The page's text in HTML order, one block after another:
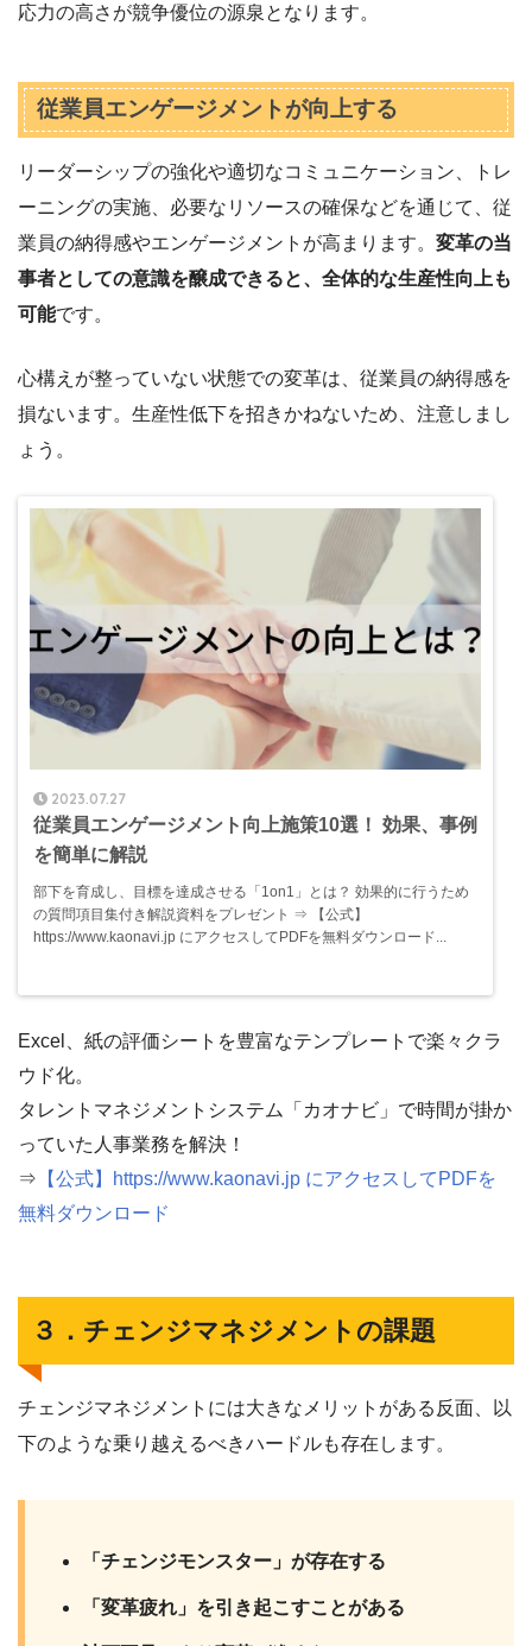
応力の高さが競争優位の源泉となります。
従業員エンゲージメントが向上する
リーダーシップの強化や適切なコミュニケーション、トレ
ーニングの実施、必要なリソースの確保などを通じて、従
業員の納得感やエンゲージメントが高まります。 変革の当
事者としての意識を醸成できると、全体的な生産性向上も
可能です。
心構えが整っていない状態での変革は、従業員の納得感を
損ないます。生産性低下を招きかねないため、注意しまし
ょう。
2023.07.27
従業員エンゲージメント向上施策10選！ 効果、事例
を簡単に解説
部下を育成し、目標を達成させる「1on1」とは？ 効果的に行うため
の質問項目集付き解説資料をプレゼント ⇒ 【公式】
https://www.kaonavi.jp にアクセスしてPDFを無料ダウンロード...
Excel、紙の評価シートを豊富なテンプレートで楽々クラ
ウド化。
タレントマネジメントシステム「カオナビ」で時間が掛か
っていた人事業務を解決！
⇒ 【公式】https://www.kaonavi.jp にアクセスしてPDFを
無料ダウンロード
３．チェンジマネジメントの課題
チェンジマネジメントには大きなメリットがある反面、以
下のような乗り越えるべきハードルも存在します。
「チェンジモンスター」が存在する
「変革疲れ」を引き起こすことがある